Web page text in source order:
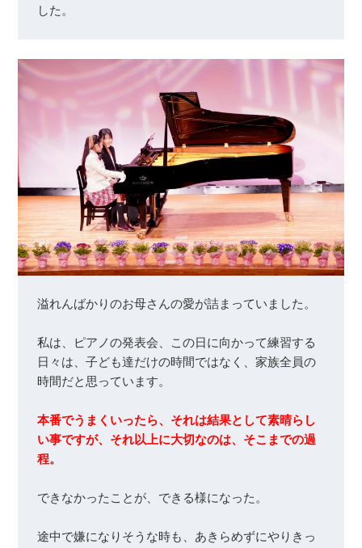
した。
溢れんばかりのお母さんの愛が詰まっていました。
私は、ピアノの発表会、この日に向かって練習する
日々は、子ども達だけの時間ではなく、家族全員の
本番でうまくいったら、それは結果として素晴らし
い事ですが、それ以上に大切なのは、そこまでの過
程。
できなかったことが、できる様になった。
途中で嫌になりそうな時も、あきらめずにやりきっ